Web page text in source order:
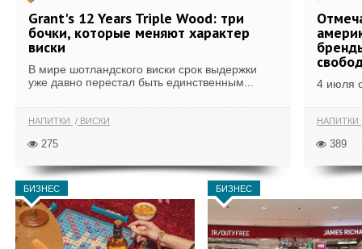
Grant's 12 Years Triple Wood: три
бочки, которые меняют характер
виски
В мире шотландского виски срок выдержки
уже давно перестал быть единственным...
НАПИТКИ ВИСКИ
275
4 июля
НАПИТКИ
389
БИЗНЕС БИЗНЕС